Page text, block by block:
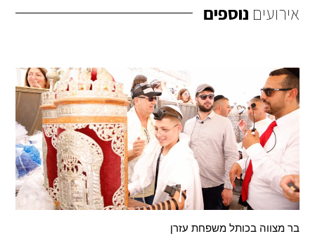
אירועים נוספים
בר מצווה בכותל ‎⁨משפחת עזרן